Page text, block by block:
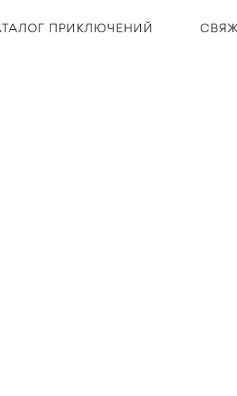
ПРИКЛЮЧЕНИЙ